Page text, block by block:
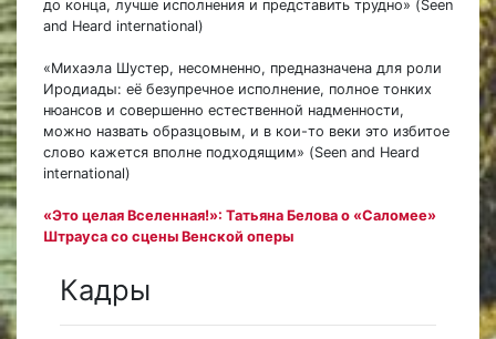
до конца, лучше исполнения и представить трудно» (Seen
and Heard international)
«Михаэла Шустер, несомненно, предназначена для роли
Иродиады: её безупречное исполнение, полное тонких
нюансов и совершенно естественной надменности,
можно назвать образцовым, и в кои-то веки это избитое
слово кажется вполне подходящим» (Seen and Heard
international)
«Это целая Вселенная!»: Татьяна Белова о «Саломее»
Штрауса со сцены Венской оперы
Кадры